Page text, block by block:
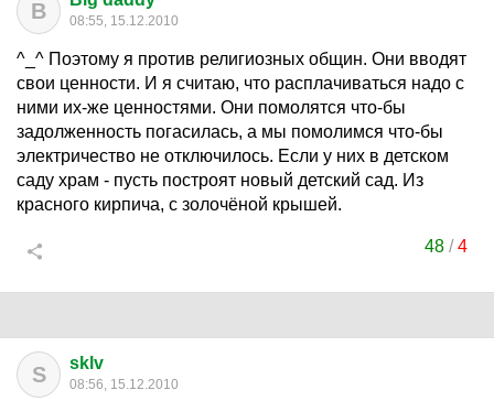
B 08:55, 15.12.2010
^_^ Поэтому я против религиозных общин. Они вводят
свои ценности. И я считаю, что расплачиваться надо с
ними их-же ценностями. Они помолятся что-бы
задолженность погасилась, а мы помолимся что-бы
электричество не отключилось. Если у них в детском
саду храм - пусть построят новый детский сад. Из
красного кирпича, с золочёной крышей.
48 /4
S sklv
08:56, 15.12.2010